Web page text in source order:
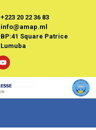
+223 20 22 36 83
info@amap.ml
BP:41 Square Patrice
Lumuba